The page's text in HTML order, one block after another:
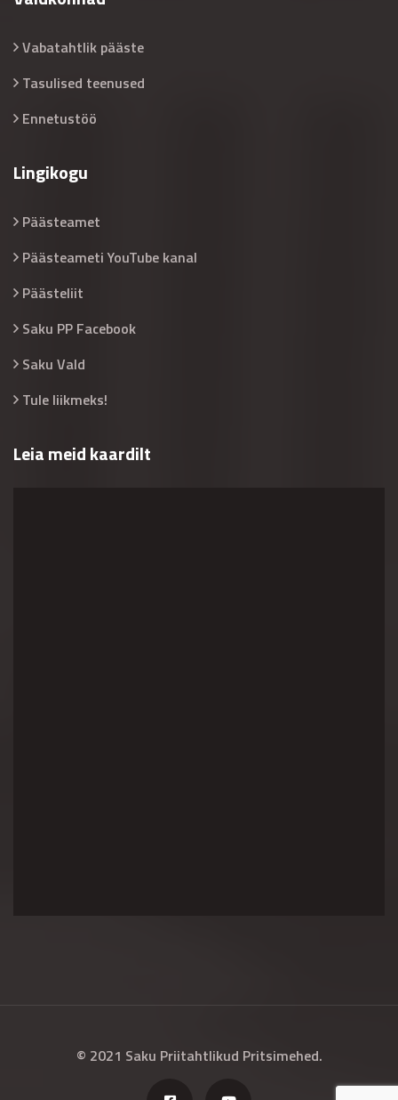
Vabatahtlik pääste
Tasulised teenused
Ennetustöö
Lingikogu
Päästeamet
Päästeameti YouTube kanal
Päästeliit
Saku PP Facebook
Saku Vald
Tule liikmeks!
Leia meid kaardilt
© 2021 Saku Priitahtlikud Pritsimehed.